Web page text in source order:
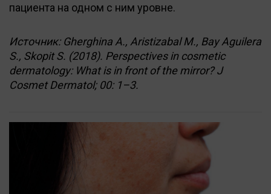
пациента на одном с ним уровне.
Источник: Gherghina A., Aristizabal M., Bay Aguilera
S., Skopit S. (2018). Perspectives in cosmetic
dermatology: What is in front of the mirror? J
Cosmet Dermatol; 00: 1–3.